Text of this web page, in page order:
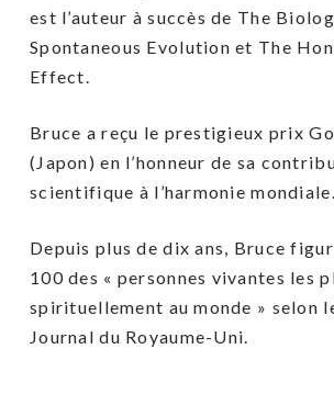
est l’auteur à succès de The
Spontaneous Evolution et The
Effect.
Bruce a reçu le prestigieux prix
(Japon) en l’honneur de sa
scientifique à l’harmonie mondiale.
Depuis plus de dix ans, Bruce
100 des « personnes vivantes les
spirituellement au monde » selon
Journal du Royaume-Uni.